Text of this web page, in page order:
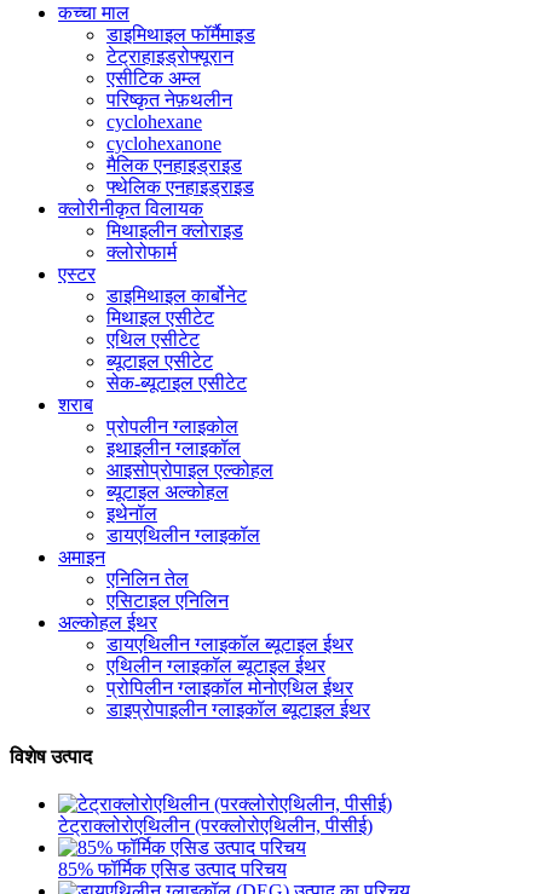
कच्चा माल
डाइमिथाइल फॉर्मैमाइड
टेट्राहाइड्रोफ्यूरान
एसीटिक अम्ल
परिष्कृत नेफ़थलीन
cyclohexane
cyclohexanone
मैलिक एनहाइड्राइड
फ्थेलिक एनहाइड्राइड
क्लोरीनीकृत विलायक
मिथाइलीन क्लोराइड
क्लोरोफार्म
एस्टर
डाइमिथाइल कार्बोनेट
मिथाइल एसीटेट
एथिल एसीटेट
ब्यूटाइल एसीटेट
सेक-ब्यूटाइल एसीटेट
शराब
प्रोपलीन ग्लाइकोल
इथाइलीन ग्लाइकॉल
आइसोप्रोपाइल एल्कोहल
ब्यूटाइल अल्कोहल
इथेनॉल
डायएथिलीन ग्लाइकॉल
अमाइन
एनिलिन तेल
एसिटाइल एनिलिन
अल्कोहल ईथर
डायएथिलीन ग्लाइकॉल ब्यूटाइल ईथर
एथिलीन ग्लाइकॉल ब्यूटाइल ईथर
प्रोपिलीन ग्लाइकॉल मोनोएथिल ईथर
डाइप्रोपाइलीन ग्लाइकॉल ब्यूटाइल ईथर
विशेष उत्पाद
टेट्राक्लोरोएथिलीन (परक्लोरोएथिलीन, पीसीई)
85% फॉर्मिक एसिड उत्पाद परिचय